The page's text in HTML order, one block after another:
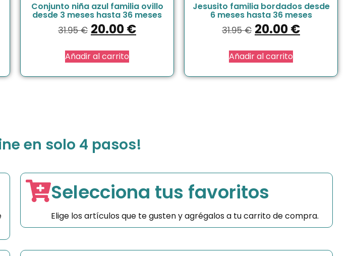
Conjunto niña azul familia ovillo
desde 3 meses hasta 36 meses
31.95€ 20.00€
Añadir al carrito
Jesusito familia bordados desde
6 meses hasta 36 meses
31.95€ 20.00€
Añadir al carrito
en solo 4 pasos!
Selecciona tus favoritos
Elige los artículos que te gusten y agrégalos a tu carrito de compra.